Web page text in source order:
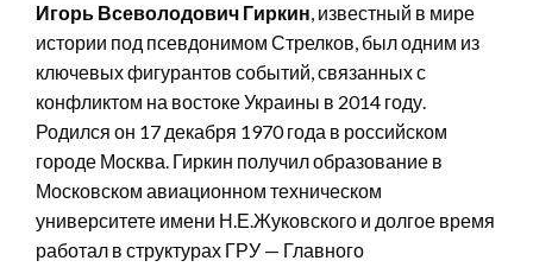
Игорь Всеволодович Гиркин, известный в мире
истории под псевдонимом Стрелков, был одним из
ключевых фигурантов событий, связанных с
конфликтом на востоке Украины в 2014 году.
Родился он 17 декабря 1970 года в российском
городе Москва. Гиркин получил образование в
Московском авиационном техническом
университете имени Н.Е.Жуковского и долгое время
работал в структурах ГРУ — Главного